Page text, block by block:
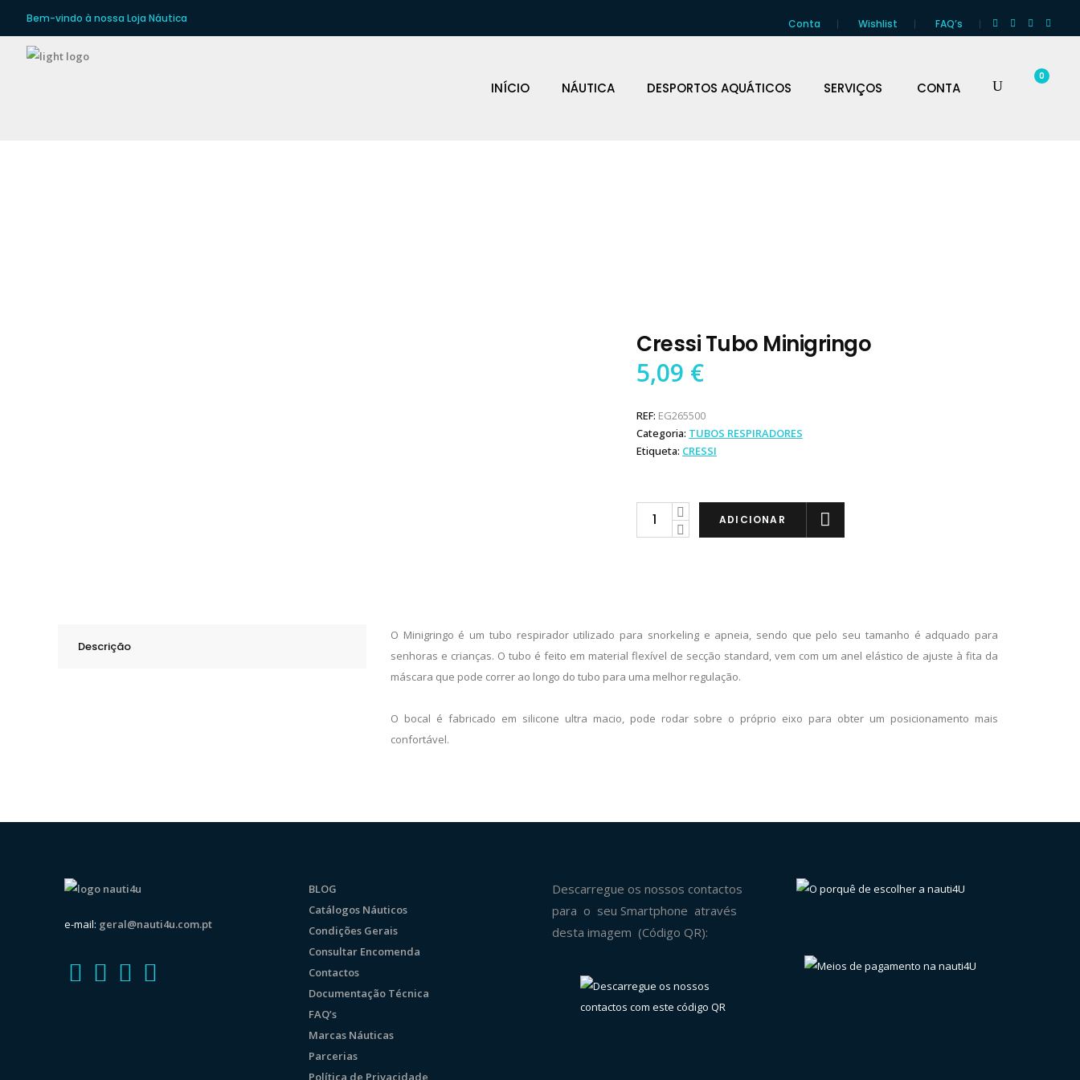
Bem-vindo à nossa Loja Náutica Conta Wishlist FAQ’s
INÍCIO NÁUTICA DESPORTOS AQUÁTICOS SERVIÇOS CONTA
0
Cressi Tubo Minigringo
5,09 €
REF: EG265500
Categoria: TUBOS RESPIRADORES
Etiqueta: CRESSI
Cressi
ADICIONAR
Descrição
O Minigringo é um tubo respirador utilizado para snorkeling e apneia, sendo que pelo seu tamanho é adquado para
senhoras e crianças. O tubo é feito em material flexível de secção standard, vem com um anel elástico de ajuste à fita da
máscara que pode correr ao longo do tubo para uma melhor regulação.
O bocal é fabricado em silicone ultra macio, pode rodar sobre o próprio eixo para obter um posicionamento mais
confortável.
e-mail: geral@nauti4u.com.pt
BLOG
Catálogos Náuticos
Condições Gerais
Consultar Encomenda
Contactos
Documentação Técnica
FAQ’s
Marcas Náuticas
Parcerias
Política de Privacidade
Descarregue os nossos contactos
para o seu Smartphone através
desta imagem (Código QR):